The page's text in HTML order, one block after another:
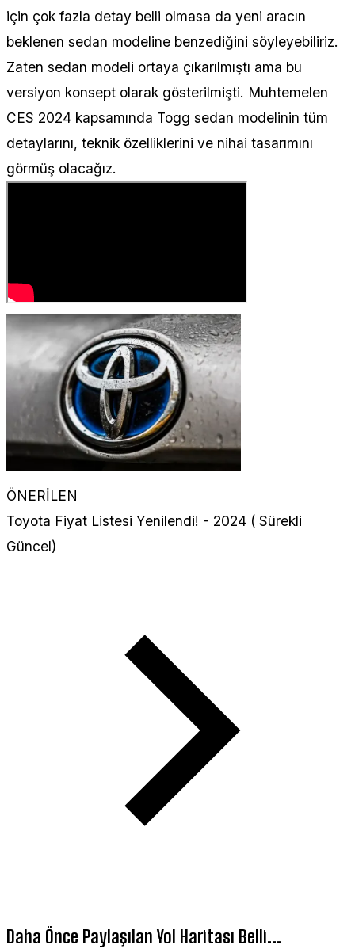
için çok fazla detay belli olmasa da yeni aracın
beklenen sedan modeline benzediğini söyleyebiliriz.
Zaten sedan modeli ortaya çıkarılmıştı ama bu
versiyon konsept olarak gösterilmişti. Muhtemelen
CES 2024 kapsamında Togg sedan modelinin tüm
detaylarını, teknik özelliklerini ve nihai tasarımını
görmüş olacağız.
ÖNERİLEN
Toyota Fiyat Listesi Yenilendi! - 2024 ( Sürekli
Güncel)
Daha Önce Paylaşılan Yol Haritası Belli...